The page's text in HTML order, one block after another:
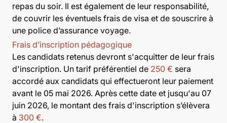
repas du soir. Il est également de leur responsabilité,
de couvrir les éventuels frais de visa et de souscrire à
une police d’assurance voyage.
Frais d’inscription pédagogique
Les candidats retenus devront s'acquitter de leur frais
d'inscription. Un tarif préférentiel de 250 € sera
accordé aux candidats qui effectueront leur paiement
avant le 05 mai 2026. Après cette date et jusqu'au 07
juin 2026, le montant des frais d'inscription s’élèvera
à 300 €.